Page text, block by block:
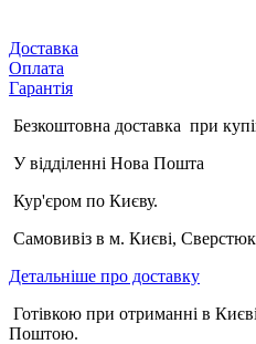
Доставка
Оплата
Гарантія
Безкоштовна доставка при
У відділенні Нова Пошта
Кур'єром по Києву.
Самовивіз в м. Києві,
Детальніше про доставку
Готівкою при отриманні в
Поштою.